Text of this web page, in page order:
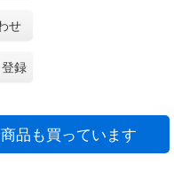
せ
録
品も買っています